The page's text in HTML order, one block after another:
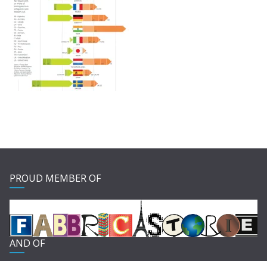
PROUD MEMBER OF
AND OF